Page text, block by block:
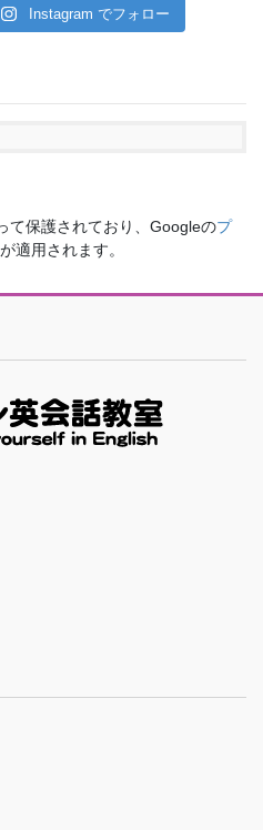
Instagram でフォロー
て保護されており、Googleのプ
が適用されます。